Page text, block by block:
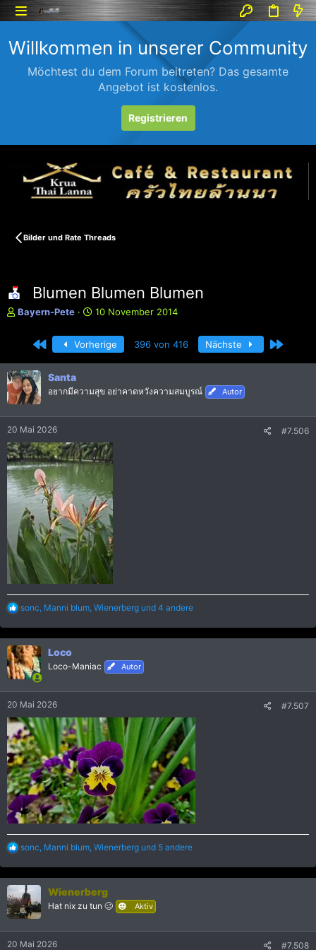
Willkommen in unserer Community
Möchtest du dem Forum beitreten? Das gesamte
Angebot ist kostenlos.
Registrieren
Bilder und Rate Threads
Blumen Blumen Blumen
E
e
l
l
e
Bayern-Pete
E
s
t
e
l
t
10 November 2014
Erste Vorherige 396 von 416 Nächste Letzte
Santa
อยากมีความสุข อย่าคาดหวังความสมบูรณ์ Autor
20 Mai 2026 #7.506
R
a
k
t
i
o
n
:
sonc Manni blum Wienerberg und 4 andere
Loco
Loco-Maniac Autor
20 Mai 2026 #7.507
R
a
k
t
i
o
sonc Manni blum Wienerberg und 5 andere
Wienerberg
Hat nix zu tun 🥴 Aktiv
20 Mai 2026 #7.508